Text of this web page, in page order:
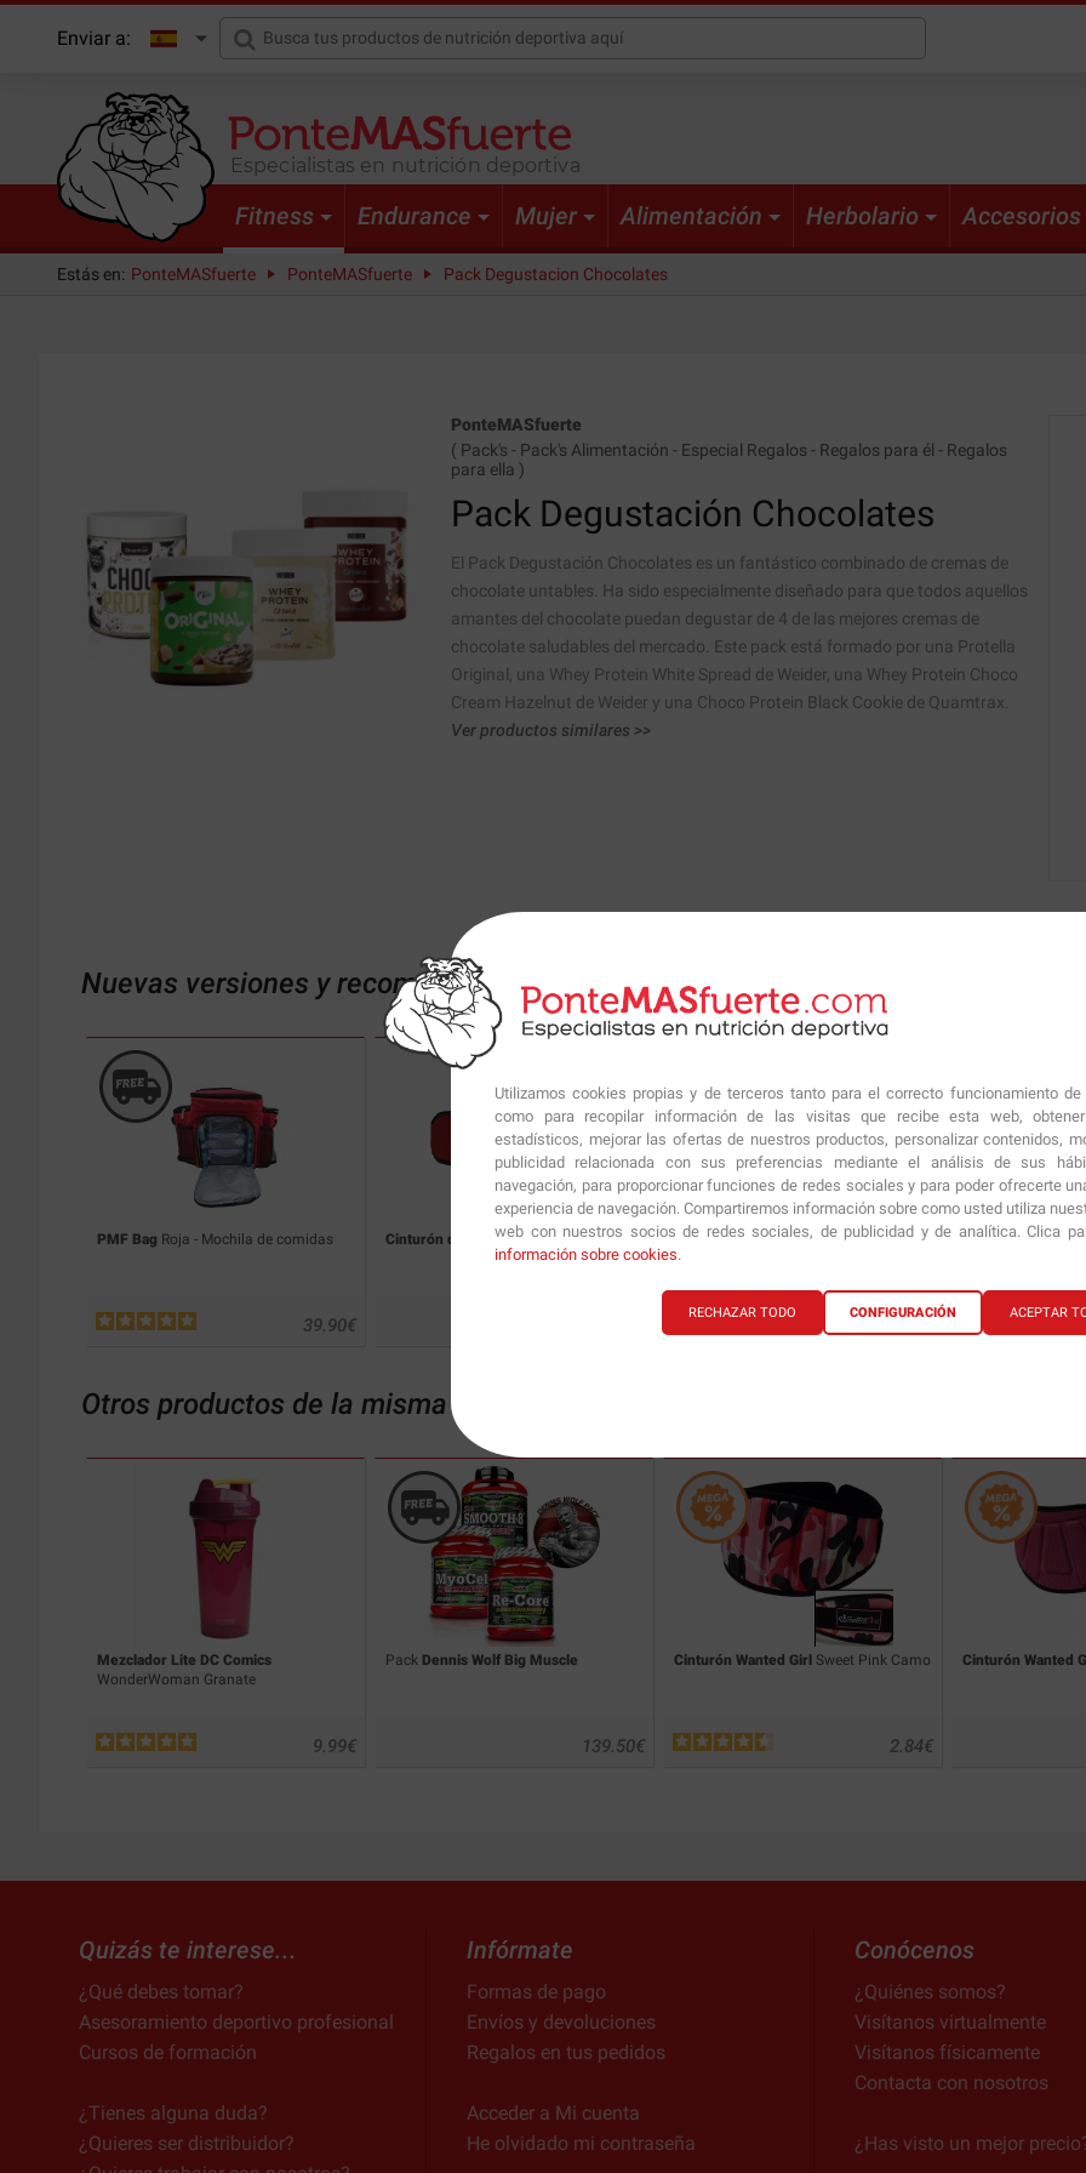
Utilizamos cookies propias y de terceros tanto para el correcto funcionamiento
como para recopilar información de las visitas que recibe esta web,
estadísticos, mejorar las ofertas de nuestros productos, personalizar contenidos,
publicidad relacionada con sus preferencias mediante el análisis de sus
navegación, para proporcionar funciones de redes sociales y para poder ofrecerte
experiencia de navegación. Compartiremos información sobre como usted utiliza
web con nuestros socios de redes sociales, de publicidad y de analítica. Clica
información sobre cookies.
ACEPTAR
RECHAZAR TODO CONFIGURACIÓN
Enviar a:
Especialistas en nutrición deportiva
Fitness Endurance Mujer Alimentación Herbolario Accesorios
Estás en: PonteMASfuerte PonteMASfuerte Pack Degustacion Chocolates
PonteMASfuerte
( Pack's - Pack's Alimentación - Especial Regalos - Regalos para él - Regalos
para ella )
Pack Degustación Chocolates
El Pack Degustación Chocolates es un fantástico combinado de cremas de
chocolate untables. Ha sido especialmente diseñado para que todos aquellos
amantes del chocolate puedan degustar de 4 de las mejores cremas de
chocolate saludables del mercado. Este pack está formado por una Protella
Original, una Whey Protein White Spread de Weider, una Whey Protein Choco
Cream Hazelnut de Weider y una Choco Protein Black Cookie de Quamtrax.
Ver productos similares >>
Nuevas versiones y recomendaciones de nuestros nutricionistas.
PMF Bag Roja - Mochila de comidas
€
39.90
Cinturón de neopreno Guantes de piel para chica1 Par PMF Bag Rosa -
Otros productos de la misma categoría
Mezclador Lite DC Comics
WonderWoman Granate
€
9.99
Pack Dennis Wolf Big Muscle
€
139.50
Cinturón Wanted Girl Sweet Pink Camo
€
2.84
Cinturón Wanted
Quizás te interese...
¿Qué debes tomar?
Asesoramiento deportivo profesional
Cursos de formación
¿Tienes alguna duda?
¿Quieres ser distribuidor?
Infórmate
Formas de pago
Envíos y devoluciones
Regalos en tus pedidos
Acceder a Mi cuenta
He olvidado mi contraseña
Conócenos
¿Quiénes somos?
Visítanos virtualmente
Visítanos físicamente
Contacta con nosotros
¿Has visto un mejor